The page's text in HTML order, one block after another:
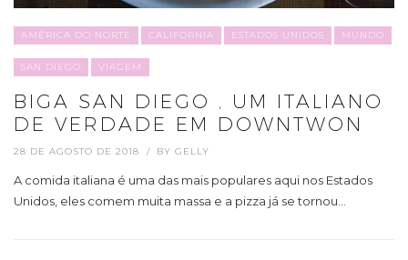
AMÉRICA DO NORTE CALIFORNIA ESTADOS UNIDOS MUNDO
SAN DIEGO VIAGEM
BIGA SAN DIEGO , UM ITALIANO
DE VERDADE EM DOWNTWON
28 DE AGOSTO DE 2018 BY GELLY
A comida italiana é uma das mais populares aqui nos Estados
Unidos, eles comem muita massa e a pizza já se tornou…